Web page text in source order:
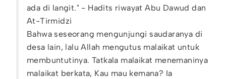
ada di langit." - Hadits riwayat Abu Dawud dan
At-Tirmidzi
Bahwa seseorang mengunjungi saudaranya di
desa lain, lalu Allah mengutus malaikat untuk
membuntutinya. Tatkala malaikat menemaninya
malaikat berkata, Kau mau kemana? Ia